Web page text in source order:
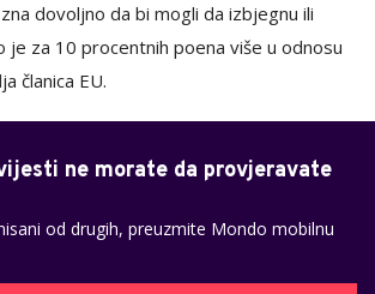
dovoljno da bi mogli da izbjegnu ili
je za 10 procentnih poena više u odnosu
članica EU.
ne morate da provjeravate
od drugih, preuzmite Mondo mobilnu